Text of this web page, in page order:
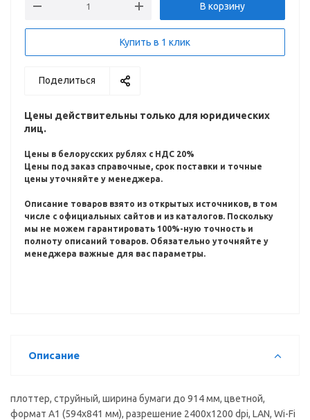
В корзину
Купить в 1 клик
Поделиться
Цены действительны только для юридических
лиц.
Цены в белорусских рублях с НДС 20%
Цены под заказ справочные, срок поставки и точные
цены уточняйте у менеджера.
Описание товаров взято из открытых источников, в том
числе с официальных сайтов и из каталогов. Поскольку
мы не можем гарантировать 100%-ную точность и
полноту описаний товаров. Обязательно уточняйте у
менеджера важные для вас параметры.
Описание
плоттер, струйный, ширина бумаги до 914 мм, цветной,
формат A1 (594x841 мм), разрешение 2400x1200 dpi, LAN, Wi-Fi